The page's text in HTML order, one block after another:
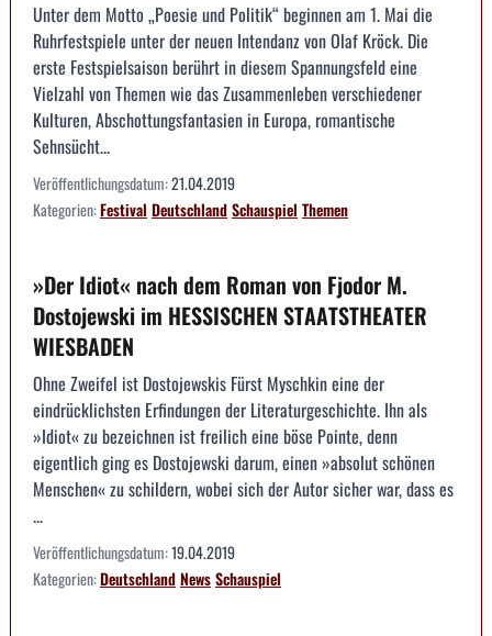
Unter dem Motto „Poesie und Politik“ beginnen am 1. Mai die
Ruhrfestspiele unter der neuen Intendanz von Olaf Kröck. Die
erste Festspielsaison berührt in diesem Spannungsfeld eine
Vielzahl von Themen wie das Zusammenleben verschiedener
Kulturen, Abschottungsfantasien in Europa, romantische
Sehnsücht...
Veröffentlichungsdatum:21.04.2019
Kategorien:Festival DeutschlandSchauspiel Themen
»Der Idiot« nach dem Roman von Fjodor M.
Dostojewski im HESSISCHEN STAATSTHEATER
WIESBADEN
Ohne Zweifel ist Dostojewskis Fürst Myschkin eine der
eindrücklichsten Erfindungen der Literaturgeschichte. Ihn als
»Idiot« zu bezeichnen ist freilich eine böse Pointe, denn
eigentlich ging es Dostojewski darum, einen »absolut schönen
Menschen« zu schildern, wobei sich der Autor sicher war, dass es
...
Veröffentlichungsdatum:19.04.2019
Kategorien:DeutschlandNewsSchauspiel